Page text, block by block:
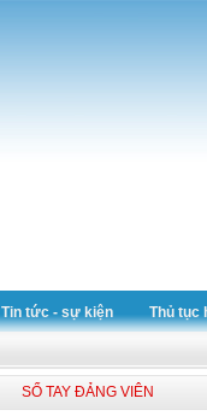
Tin tức - sự kiện Thủ tục
SỔ TAY ĐẢNG VIÊN